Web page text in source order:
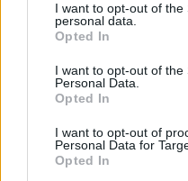
I want to opt-out of the
personal data.
Opted In
I want to opt-out of the
Personal Data.
Opted In
I want to opt-out of
Personal Data for
Opted In
Quetiapine
13-10-2025 | Man | 58
quetiapine
Onrust
Effectiviteit
Hoeveelheid bijwerkingen